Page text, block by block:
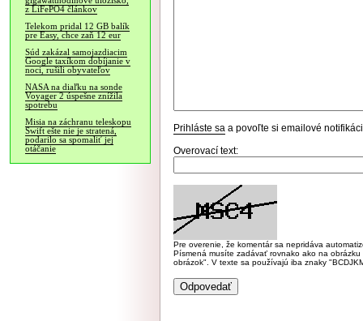
z LiFePO4 článkov
Telekom pridal 12 GB balík
pre Easy, chce zaň 12 eur
Súd zakázal samojazdiacim
Google taxíkom dobíjanie v
noci, rušili obyvateľov
NASA na diaľku na sonde
Voyager 2 úspešne znížila
spotrebu
Misia na záchranu teleskopu
Swift ešte nie je stratená,
podarilo sa spomaliť jej
otáčanie
Prihláste sa a povoľte si emailové
Overovací text:
Pre overenie, že komentár sa nepridáva
Písmená musíte zadávať rovnako ako na
obrázok". V texte sa používajú iba znaky